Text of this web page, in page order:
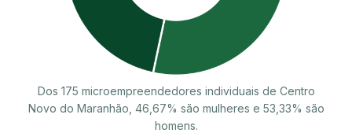
Dos 175 microempreendedores individuais de Centro
Novo do Maranhão, 46,67% são mulheres e 53,33% são
homens.